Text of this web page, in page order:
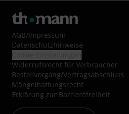
AGB/Impressum
Datenschutzhinweise
Widerrufsrecht für Verbraucher
Bestellvorgang/Vertragsabschluss
Mängelhaftungsrecht
Erklärung zur Barrierefreiheit